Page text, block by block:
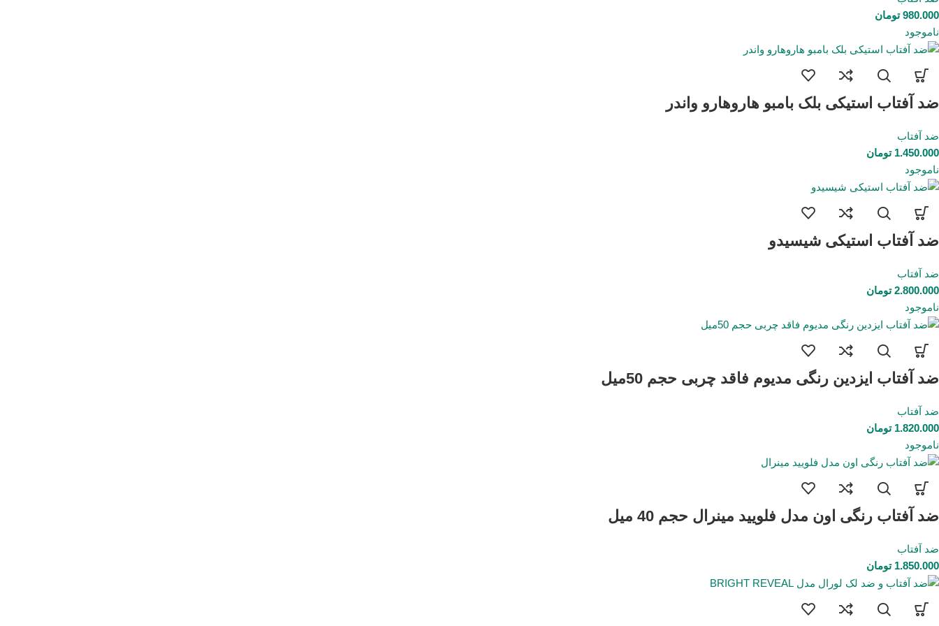
980.000 تومان
ناموجود
ضد آفتاب استیکی بلک بامبو هاروهارو واندر
ضد آفتاب
1.450.000 تومان
ناموجود
ضد آفتاب استیکی شیسیدو
ضد آفتاب
2.800.000 تومان
ناموجود
ضد آفتاب ایزدین رنگی مدیوم فاقد چربی حجم 50میل
ضد آفتاب
1.820.000 تومان
ناموجود
ضد آفتاب رنگی اون مدل فلویید مینرال حجم 40 میل
ضد آفتاب
1.850.000 تومان